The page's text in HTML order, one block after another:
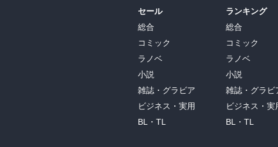
セール
総合
コミック
ラノベ
小説
雑誌・グラビア
ビジネス・実用
BL・TL
ランキング
総合
コミック
ラノベ
小説
雑誌・グラビ
ビジネス・実
BL・TL